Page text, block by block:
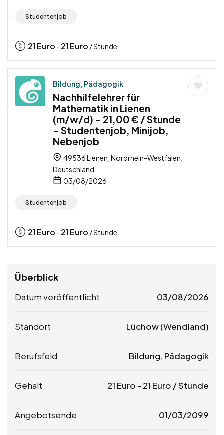
Studentenjob
21Euro - 21Euro / Stunde
Bildung, Pädagogik
Nachhilfelehrer für
Mathematik in Lienen
(m/w/d) – 21,00 € / Stunde
– Studentenjob, Minijob,
Nebenjob
49536 Lienen, Nordrhein-Westfalen,
Deutschland
03/08/2026
Studentenjob
21Euro - 21Euro / Stunde
Überblick
Datum veröffentlicht 03/08/2026
Standort Lüchow (Wendland)
Berufsfeld Bildung, Pädagogik
Gehalt 21 Euro - 21 Euro / Stunde
Angebotsende 01/03/2099